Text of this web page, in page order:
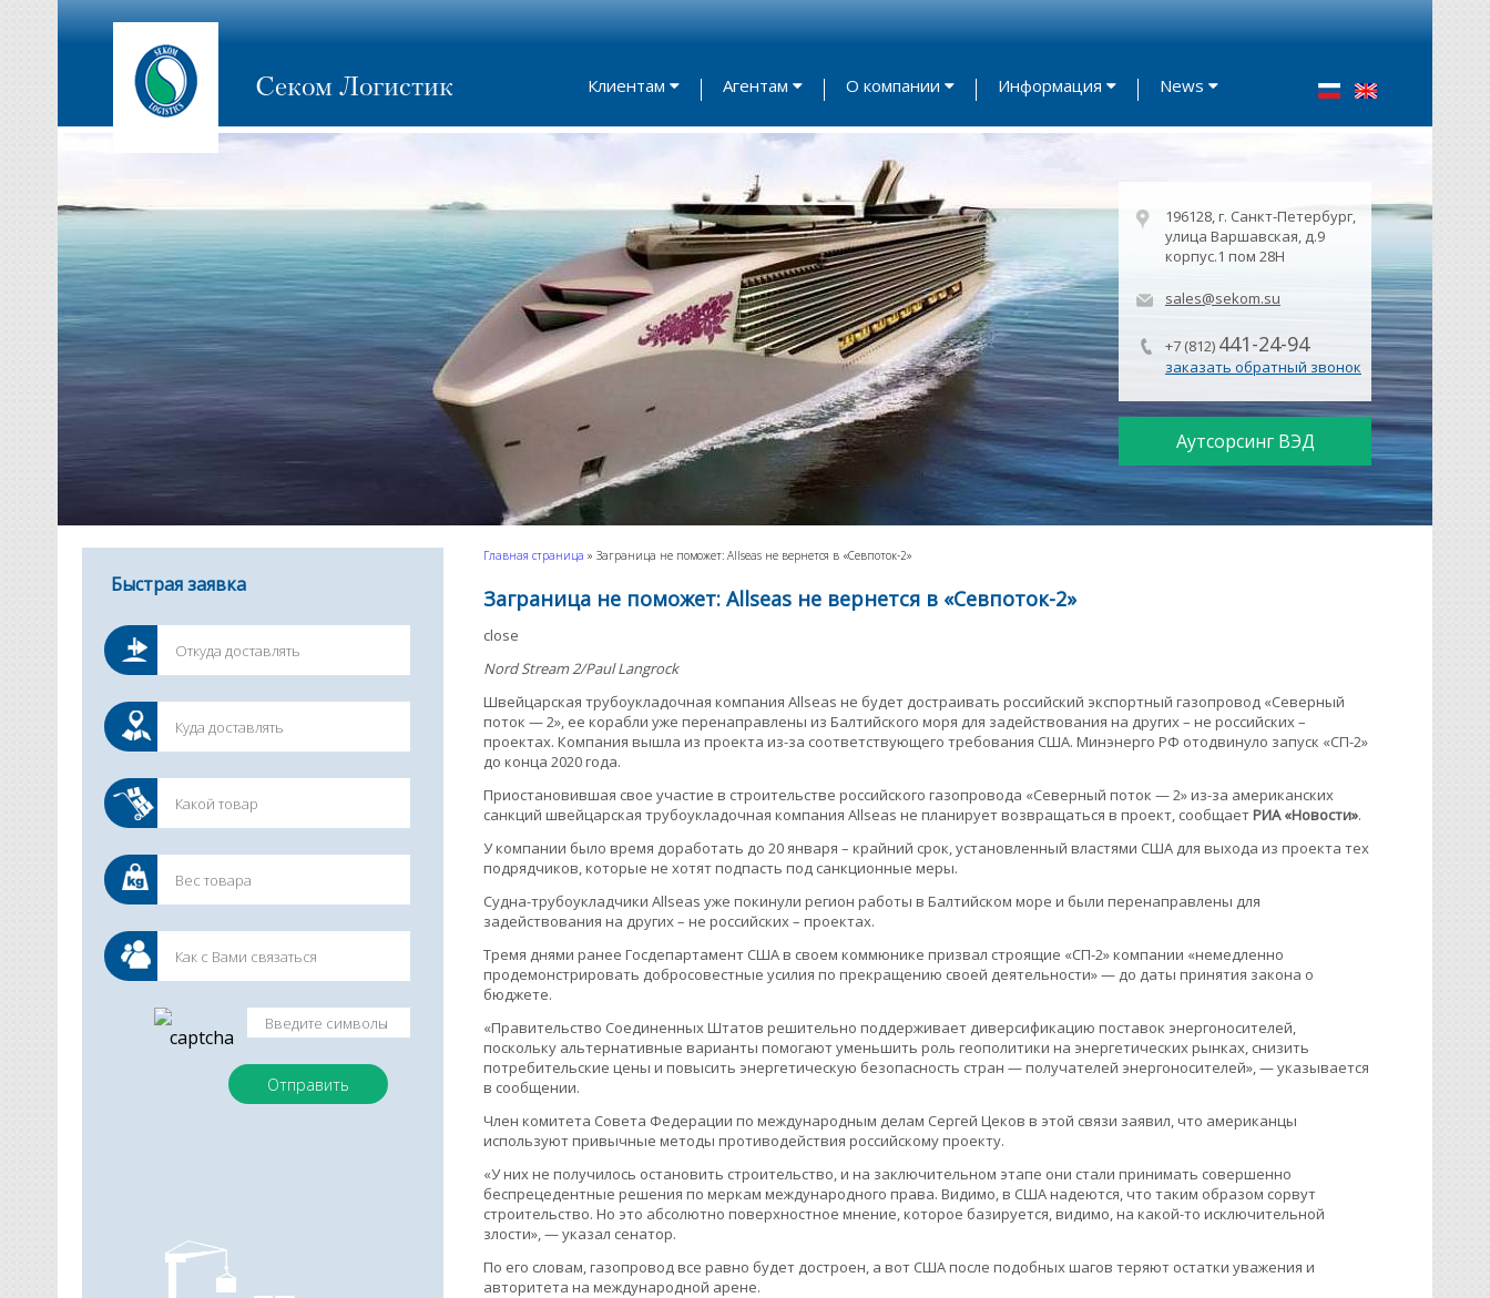
Секом Логистик Клиентам Агентам О компании Информация News
196128, г. Санкт-Петербург,
улица Варшавская, д.9
корпус.1 пом 28Н
sales@sekom.su
+7 (812) 441-24-94
заказать обратный звонок
Аутсорсинг ВЭД
Быстрая заявка
Главная страница » Заграница не поможет: Allseas не вернется в «Севпоток-2»
Заграница не поможет: Allseas не вернется в «Севпоток-2»
close
Nord Stream 2/Paul Langrock
Швейцарская трубоукладочная компания Allseas не будет достраивать российский экспортный газопровод «Северный
поток — 2», ее корабли уже перенаправлены из Балтийского моря для задействования на других – не российских –
проектах. Компания вышла из проекта из-за соответствующего требования США. Минэнерго РФ отодвинуло запуск «СП-2»
до конца 2020 года.
Приостановившая свое участие в строительстве российского газопровода «Северный поток — 2» из-за американских
санкций швейцарская трубоукладочная компания Allseas не планирует возвращаться в проект, сообщаетРИА «Новости».
У компании было время доработать до 20 января – крайний срок, установленный властями США для выхода из проекта тех
подрядчиков, которые не хотят подпасть под санкционные меры.
Судна-трубоукладчики Аllseas уже покинули регион работы в Балтийском море и были перенаправлены для
задействования на других – не российских – проектах.
Тремя днями ранее Госдепартамент США в своем коммюнике призвал строящие «СП-2» компании «немедленно
продемонстрировать добросовестные усилия по прекращению своей деятельности» — до даты принятия закона о
бюджете.
«Правительство Соединенных Штатов решительно поддерживает диверсификацию поставок энергоносителей,
поскольку альтернативные варианты помогают уменьшить роль геополитики на энергетических рынках, снизить
потребительские цены и повысить энергетическую безопасность стран — получателей энергоносителей», — указывается
в сообщении.
Член комитета Совета Федерации по международным делам Сергей Цеков в этой связи заявил, что американцы
используют привычные методы противодействия российскому проекту.
«У них не получилось остановить строительство, и на заключительном этапе они стали принимать совершенно
беспрецедентные решения по меркам международного права. Видимо, в США надеются, что таким образом сорвут
строительство. Но это абсолютно поверхностное мнение, которое базируется, видимо, на какой-то исключительной
злости», — указал сенатор.
По его словам, газопровод все равно будет достроен, а вот США после подобных шагов теряют остатки уважения и
авторитета на международной арене.